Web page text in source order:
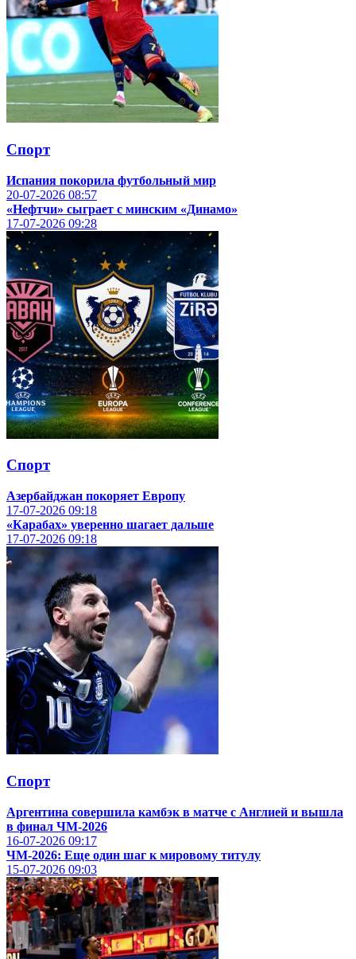
Спорт
Испания покорила футбольный мир
20-07-2026 08:57
«Нефтчи» сыграет с минским «Динамо»
17-07-2026 09:28
Спорт
Азербайджан покоряет Европу
17-07-2026 09:18
«Карабах» уверенно шагает дальше
17-07-2026 09:18
Спорт
Аргентина совершила камбэк в матче с Англией и вышла
в финал ЧМ-2026
16-07-2026 09:17
ЧМ-2026: Еще один шаг к мировому титулу
15-07-2026 09:03